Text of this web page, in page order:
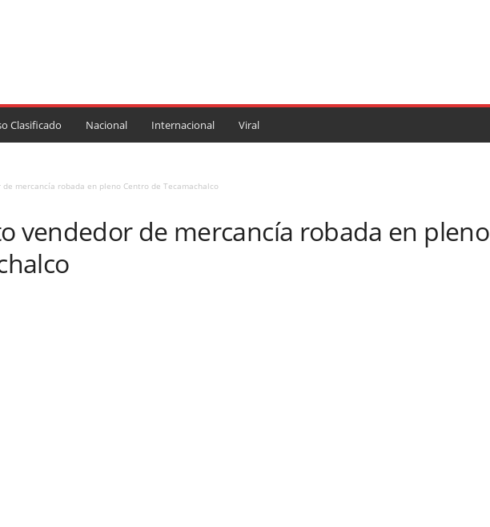
Clasificado Nacional Internacional Viral
mercancía robada en pleno Centro de Tecamachalco
vendedor de mercancía robada en pleno